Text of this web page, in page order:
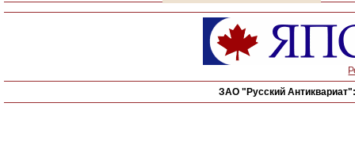
ЗАО "Русский Антиквариат":